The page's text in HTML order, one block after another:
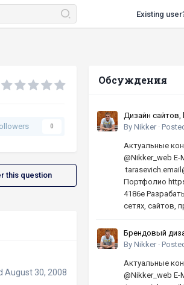
Existing
0
this question
August 30, 2008
Обсуждения
Дизайн сайтов,
баннеров,
By Nikker ·
Актуальные
@Nikker_web E-
Портфолио
4186e
сетях, сайтов,
Брендовый
By Nikker ·
Актуальные
@Nikker_web E-